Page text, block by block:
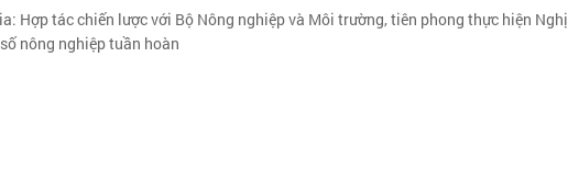
Hợp tác chiến lược với Bộ Nông nghiệp và Môi trường, tiên phong thực hiện Nghị
nông nghiệp tuần hoàn